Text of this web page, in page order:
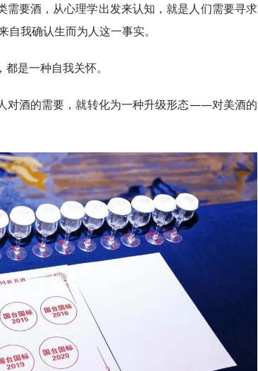
需要酒，从心理学出发来认知，就是人们需要寻求
我确认生而为人这一事实。
是一种自我关怀。
对酒的需要，就转化为一种升级形态——对美酒的